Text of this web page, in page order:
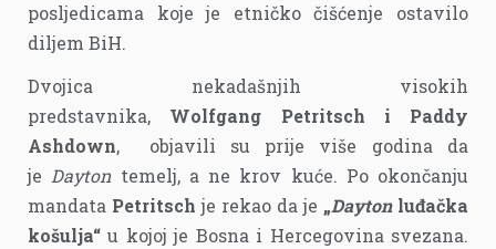
posljedicama koje je etničko čišćenje ostavilo
diljem BiH.
Dvojica nekadašnjih visokih
predstavnika, Wolfgang Petritsch i Paddy
Ashdown, objavili su prije više godina da
jeDaytontemelj, a ne krov kuće. Po okončanju
mandata Petritsch je rekao da je „Daytonluđačka
košulja“u kojoj je Bosna i Hercegovina svezana.